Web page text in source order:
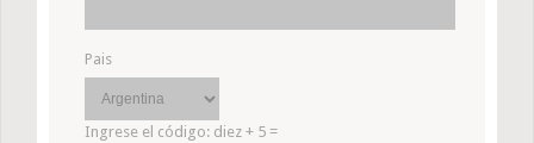
Pais
Ingrese el código: diez + 5 =